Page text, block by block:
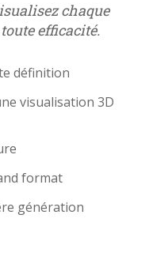
chaque
efficacité.
définition
visualisation 3D
format
génération